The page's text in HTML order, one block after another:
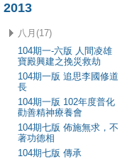
2013
八月(17)
104期一-六版 人間凌雄
寶殿興建之挽災救劫
104期一版 追思李國修道
長
104期一版 102年度普化
勸善精神療養會
104期七版 佈施無求，不
著功德相
104期七版 傳承